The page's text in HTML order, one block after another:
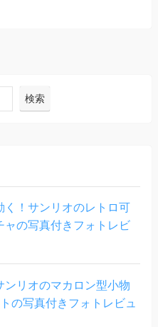
検索
！サンリオのレトロ可
の写真付きフォトレビ
リオのマカロン型小物
の写真付きフォトレビュ